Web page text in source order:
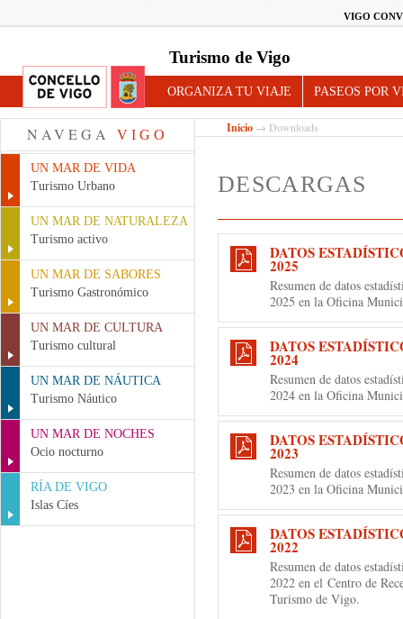
VIGO
Turismo de Vigo
ORGANIZA TU VIAJE PASEOS POR
NAVEGA VIGO
UN MAR DE VIDA
Turismo Urbano
UN MAR DE NATURALEZA
Turismo activo
UN MAR DE SABORES
Turismo Gastronómico
UN MAR DE CULTURA
Turismo cultural
UN MAR DE NÁUTICA
Turismo Náutico
UN MAR DE NOCHES
Ocio nocturno
RÍA DE VIGO
Islas Cíes
Inicio → Downloads
DESCARGAS
DATOS
2025
Resumen de datos
2025 en la Oficina
DATOS
2024
Resumen de datos
2024 en la Oficina
DATOS
2023
Resumen de datos
2023 en la Oficina
DATOS
2022
Resumen de datos
2022 en el Centro de
Turismo de Vigo.